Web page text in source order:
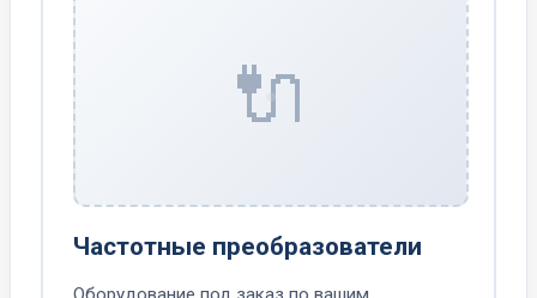
🔌
Частотные преобразователи